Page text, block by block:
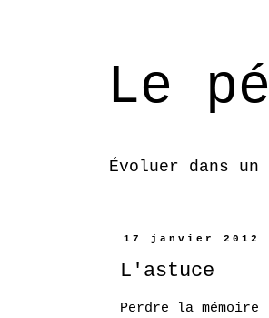
Le
Évoluer dans
17 janvier 2012
L'astuce
Perdre la mémoire